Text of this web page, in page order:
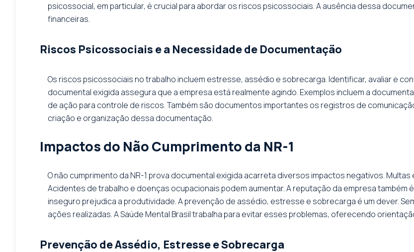
psicossocial, em particular, é crucial para abordar os riscos psicossociais. A ausência dessa
financeiras.
Riscos Psicossociais e a Necessidade de Documentação
Os riscos psicossociais no trabalho incluem estresse, assédio e sobrecarga. Identificar, avaliar e
documental exigida assegura que a empresa está realmente agindo. Exemplos incluem a
de ação para controle de riscos. Também são documentos importantes os registros de
criação e organização dessa documentação.
Impactos do Não Cumprimento da NR-1
O não cumprimento da NR-1 prova documental exigida acarreta diversos impactos negativos.
Acidentes de trabalho e doenças ocupacionais podem aumentar. A reputação da empresa também
inseguro prejudica a produtividade. A prevenção de assédio, estresse e sobrecarga é um dever.
ações realizadas. A Saúde Mental Brasil trabalha para evitar esses problemas, oferecendo
Prevenção de Assédio, Estresse e Sobrecarga